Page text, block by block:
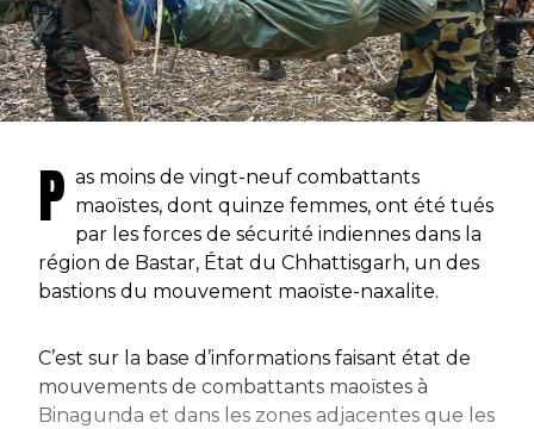
P as moins de vingt-neuf combattants
maoïstes, dont quinze femmes, ont été tués
par les forces de sécurité indiennes dans la
région de Bastar, État du Chhattisgarh, un des
bastions du mouvement maoïste-naxalite.
C’est sur la base d’informations faisant état de
mouvements de combattants maoïstes à
Binagunda et dans les zones adjacentes que les